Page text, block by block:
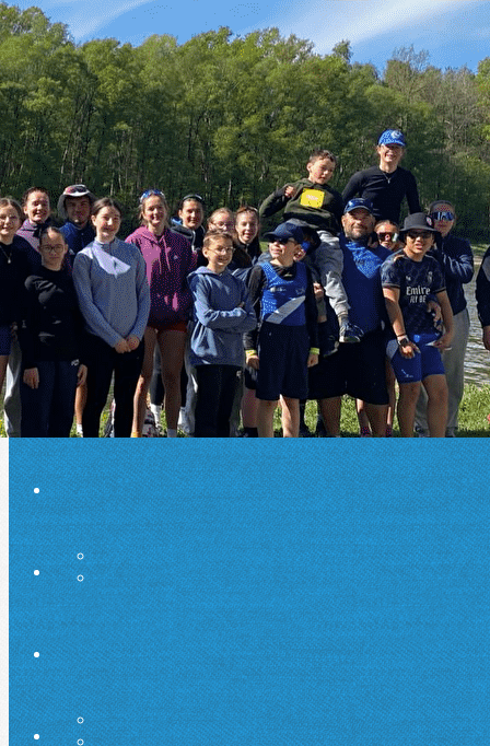
Exporter les lignes sélectionnées
Exporter toutes les colonnes
Exporter uniquement les colonnes affichées
Menu
Ajoutez un logo, un bouton, des réseaux sociaux
Cliquez pour éditer